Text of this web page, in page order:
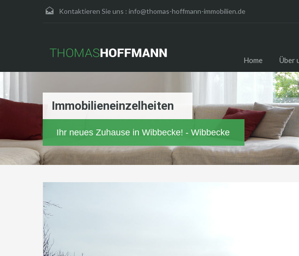
Kontaktieren Sie uns : info@thomas-hoffmann-immobilien.de
Home Über
Immobilieneinzelheiten
Ihr neues Zuhause in Wibbecke! - Wibbecke